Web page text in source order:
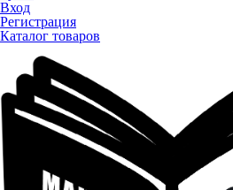
Вход
Регистрация
Каталог товаров